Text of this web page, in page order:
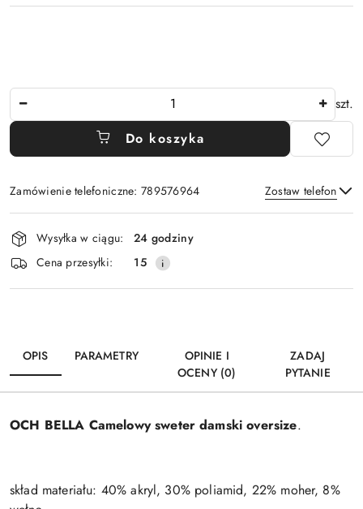
szt.
Do koszyka
Zamówienie telefoniczne: 789576964 Zostaw telefon
Wyślij
Dostępność
i
dostawa
Wysyłka w ciągu:
24 godziny
Cena przesyłki:
15
OPIS PARAMETRY
OPINIE I
OCENY (0)
ZADAJ
PYTANIE
OCH BELLA Camelowy sweter damski oversize.
skład materiału: 40% akryl, 30% poliamid, 22% moher, 8%